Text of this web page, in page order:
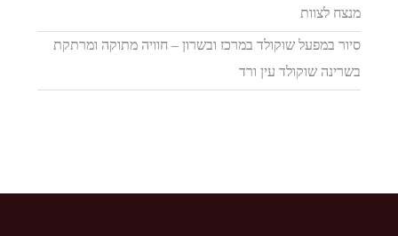
מנצח לצוות
סיור במפעל שוקולד במרכז ובשרון – חוויה מתוקה ומרתקת
בשרינה שוקולד עין ורד